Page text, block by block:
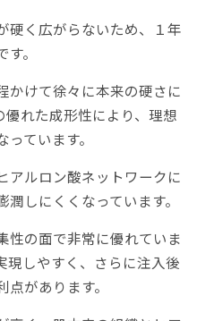
硬く広がらないため、１年
。
かけて徐々に本来の硬さに
優れた成形性により、理想
ています。
アルロン酸ネットワークに
しにくくなっています。
性の面で非常に優れていま
現しやすく、さらに注入後
があります。